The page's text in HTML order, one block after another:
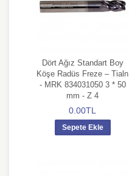
Dört Ağız Standart Boy
Köşe Radüs Freze – Tialn
- MRK 834031050 3 * 50
mm - Z 4
0.00TL
Sepete Ekle